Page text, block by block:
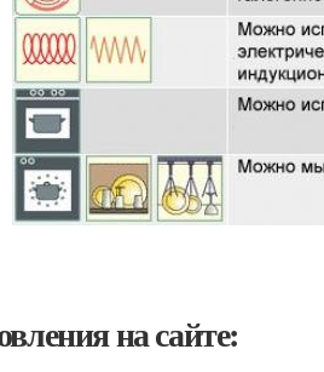
на сайте: